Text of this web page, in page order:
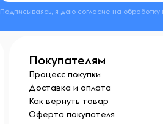
Подписываясь, я даю согласие на обработку
Покупателям
Процесс покупки
Доставка и оплата
Как вернуть товар
Оферта покупателя